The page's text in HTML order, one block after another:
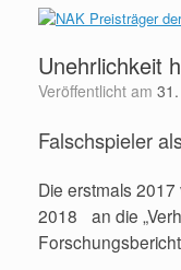
Unehrlichkeit
Veröffentlicht am
Falschspieler
Die erstmals
2018 an die